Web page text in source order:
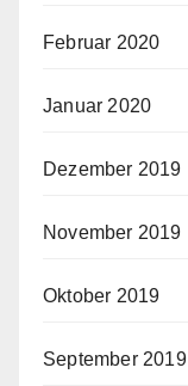
Februar 2020
Januar 2020
Dezember 2019
November 2019
Oktober 2019
September 2019